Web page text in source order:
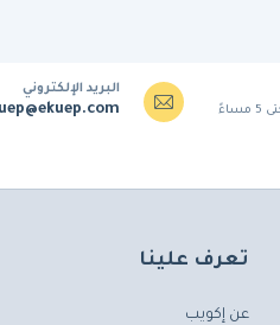
البريد الإلكتروني
تعرف علينا
عن إكويب